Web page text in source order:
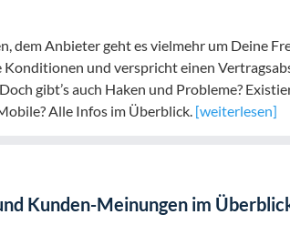
dem Anbieter geht es vielmehr um Deine
und verspricht einen
gibt’s auch Haken und Probleme?
Alle Infos im Überblick. [weiterlesen]
Kunden-Meinungen im